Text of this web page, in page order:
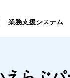
業務支援システム